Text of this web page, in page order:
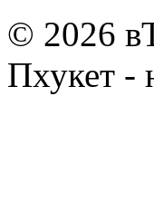
© 2026
Пхукет -